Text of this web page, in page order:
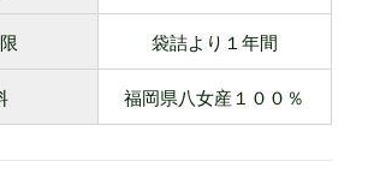
袋詰より１年間
福岡県八女産１００％